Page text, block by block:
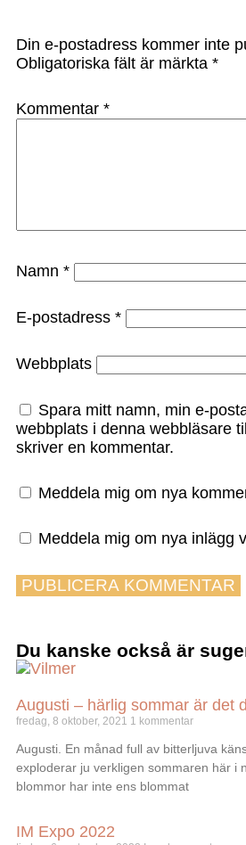
Din e-postadress kommer inte
Obligatoriska fält är märkta *
Kommentar *
Namn *
E-postadress *
Webbplats
Spara mitt namn, min e-
webbplats i denna webbläsare
skriver en kommentar.
Meddela mig om nya
Meddela mig om nya inlägg
Du kanske också är
Augusti – härlig sommar är det
fredag, 8 oktober, 2021 1 kommentar
Augusti. En månad full av bitterljuva
exploderar ju verkligen sommaren här i
blommor har inte ens blommat
IM Expo 2022